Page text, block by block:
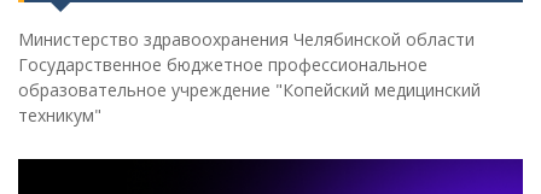
Министерство здравоохранения Челябинской области
Государственное бюджетное профессиональное
образовательное учреждение "Копейский медицинский
техникум"